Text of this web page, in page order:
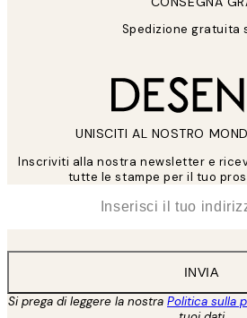
Spedizione gratuita
UNISCITI AL NOSTRO
Inscriviti alla nostra newsletter e
tutte le stampe per il tuo
INVIA
Si prega di leggere la nostra Politica sulla